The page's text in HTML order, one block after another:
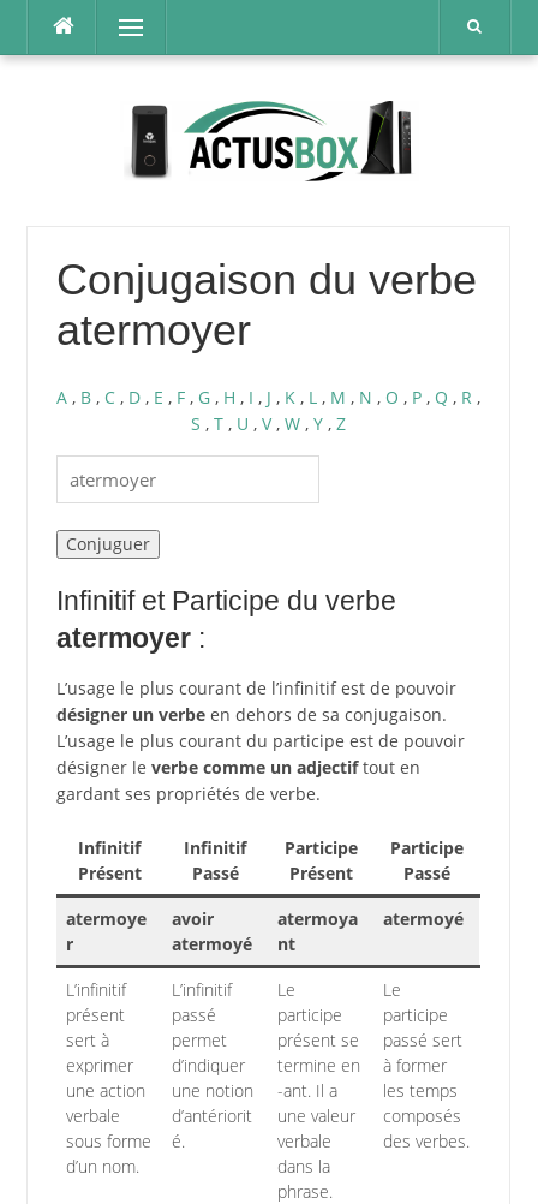
contenu
Menu
Conjugaison du verbe
atermoyer
A , B , C , D , E , F , G , H , I , J , K , L , M , N , O , P , Q , R ,
S , T , U , V, W , Y , Z
Infinitif et Participe du verbe
atermoyer:
L’usage le plus courant de l’infinitif est de pouvoir
désigner un verbeen dehors de sa conjugaison.
L’usage le plus courant du participe est de pouvoir
désigner le verbe comme un adjectiftout en
gardant ses propriétés de verbe.
Infinitif
Présent
Infinitif
Passé
Participe
Présent
Participe
Passé
atermoye
r
avoir
atermoyé
atermoya
nt
atermoyé
L’infinitif
présent
sert à
exprimer
une action
verbale
sous forme
d’un nom.
L’infinitif
passé
permet
d’indiquer
une notion
d’antériorit
é.
Le
participe
présent se
termine en
-ant. Il a
une valeur
verbale
dans la
phrase.
Le
participe
passé sert
à former
les temps
composés
des verbes.